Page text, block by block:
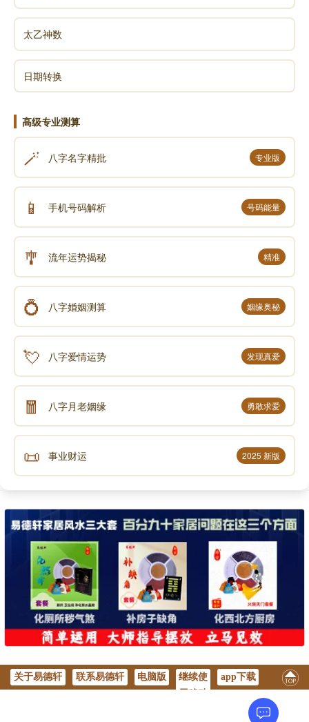
太乙神数
日期转换
高级专业测算
🪄 八字名字精批 专业版
📱 手机号码解析 号码能量
🎐 流年运势揭秘 精准
💍 八字婚姻测算 姻缘奥秘
💘 八字爱情运势 发现真爱
🧧 八字月老姻缘 勇敢求爱
📜 事业财运 2025 新版
关于易德轩 联系易德轩 电脑版
继续使
app下载